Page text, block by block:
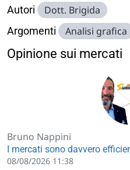
Autori Dott. Brigida
Argomenti Analisi grafica
Opinione sui mercati
Bruno Nappini
I mercati sono davvero
08/08/2026 11:38